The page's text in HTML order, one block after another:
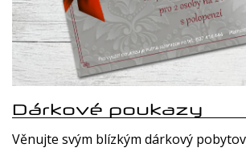
Dárkové poukazy
Věnujte svým blízkým dárkový